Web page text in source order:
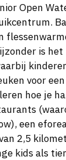
Open
is
voor
hoe je
een
2,5
kids als